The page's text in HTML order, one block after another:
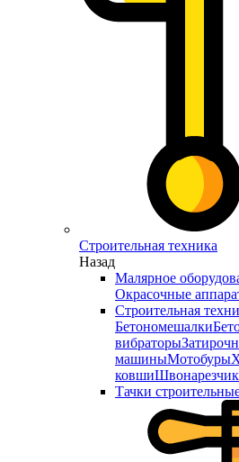
Строительная техника
Назад
Малярное
Окрасочные
Строительная
Бетономешалки
вибраторы
машиныМотобуры
ковши
Тачки